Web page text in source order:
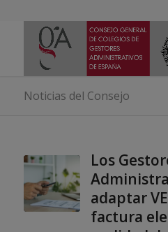
Noticias del Consejo
Los
adaptar
factura